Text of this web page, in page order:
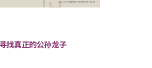
找真正的公孙龙子